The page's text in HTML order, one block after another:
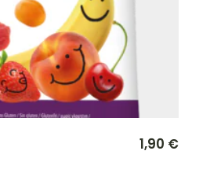
1,90 €